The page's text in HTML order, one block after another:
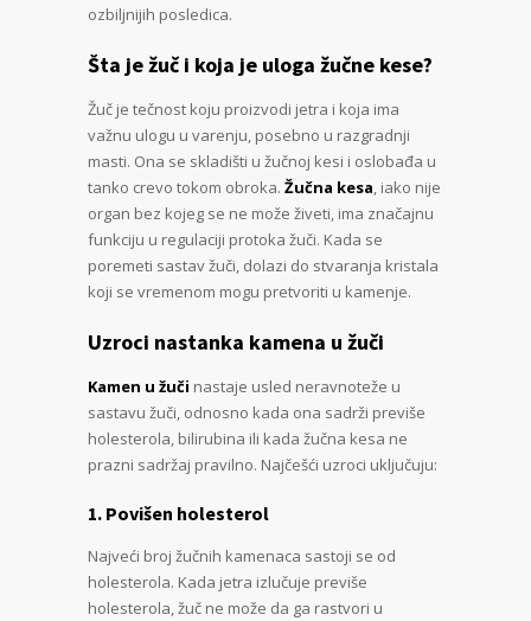
ozbiljnijih posledica.
Šta je žuč i koja je uloga žučne kese?
Žuč je tečnost koju proizvodi jetra i koja ima
važnu ulogu u varenju, posebno u razgradnji
masti. Ona se skladišti u žučnoj kesi i oslobađa u
tanko crevo tokom obroka. Žučna kesa, iako nije
organ bez kojeg se ne može živeti, ima značajnu
funkciju u regulaciji protoka žuči. Kada se
poremeti sastav žuči, dolazi do stvaranja kristala
koji se vremenom mogu pretvoriti u kamenje.
Uzroci nastanka kamena u žuči
Kamen u žuči nastaje usled neravnoteže u
sastavu žuči, odnosno kada ona sadrži previše
holesterola, bilirubina ili kada žučna kesa ne
prazni sadržaj pravilno. Najčešći uzroci uključuju:
1. Povišen holesterol
Najveći broj žučnih kamenaca sastoji se od
holesterola. Kada jetra izlučuje previše
holesterola, žuč ne može da ga rastvori u